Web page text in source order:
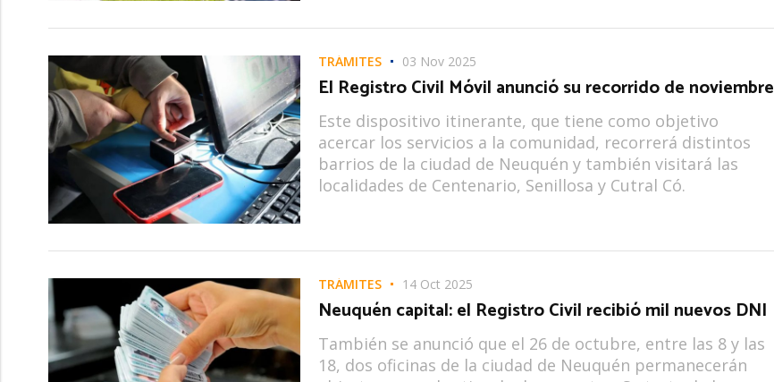
TRÁMITES 03 Nov 2025
El Registro Civil Móvil anunció su recorrido de noviembre
Este dispositivo itinerante, que tiene como objetivo
acercar los servicios a la comunidad, recorrerá distintos
barrios de la ciudad de Neuquén y también visitará las
localidades de Centenario, Senillosa y Cutral Có.
TRÁMITES 14 Oct 2025
Neuquén capital: el Registro Civil recibió mil nuevos DNI
También se anunció que el 26 de octubre, entre las 8 y las
18, dos oficinas de la ciudad de Neuquén permanecerán